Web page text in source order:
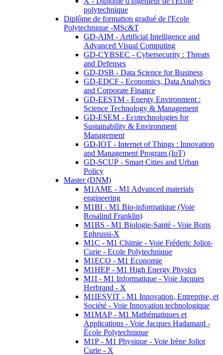
polytechnique
Diplôme de formation gradué de l'Ecole
Polytechnique -MSc&T
GD-AIM - Artificial Intelligence and
Advanced Visual Computing
GD-CYBSEC - Cybersecurity : Threats
and Defenses
GD-DSB - Data Science for Business
GD-EDCF - Economics, Data Analytics
and Corporate Finance
GD-EESTM - Energy Environment :
Science Technology & Management
GD-ESEM - Ecotechnologies for
Sustainability & Environment
Management
GD-IOT - Internet of Things : Innovation
and Management Program (IoT)
GD-SCUP - Smart Cities and Urban
Policy
Master (DNM)
M1AME - M1 Advanced materials
engineering
M1BI - M1 Bio-informatique (Voie
Rosalind Franklin)
M1BS - M1 Biologie-Santé - Voie Boris
Ephrussi-X
M1C - M1 Chimie - Voie Fréderic Joliot-
Curie - Ecole Polytechnique
M1ECO - M1 Economie
M1HEP - M1 High Energy Physics
M1I - M1 Informatique - Voie Jacques
Herbrand - X
M1IESVIT - M1 Innovation, Entreprise, et
Société - Voie Innovation technologique
M1MAP - M1 Mathématiques et
Applications - Voie Jacques Hadamard -
École Polytechnique
M1P - M1 Physique - Voie Irène Joliot
Curie - X